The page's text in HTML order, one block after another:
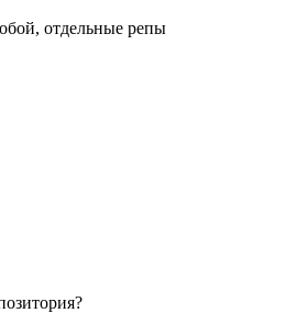
отдельные репы